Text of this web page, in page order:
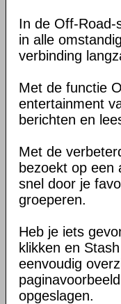
In de Off-Road-
in alle
verbinding
Met de functie
entertainment
berichten en
Met de
bezoekt op een
snel door je
groeperen.
Heb je iets
klikken en
eenvoudig
opgeslagen.